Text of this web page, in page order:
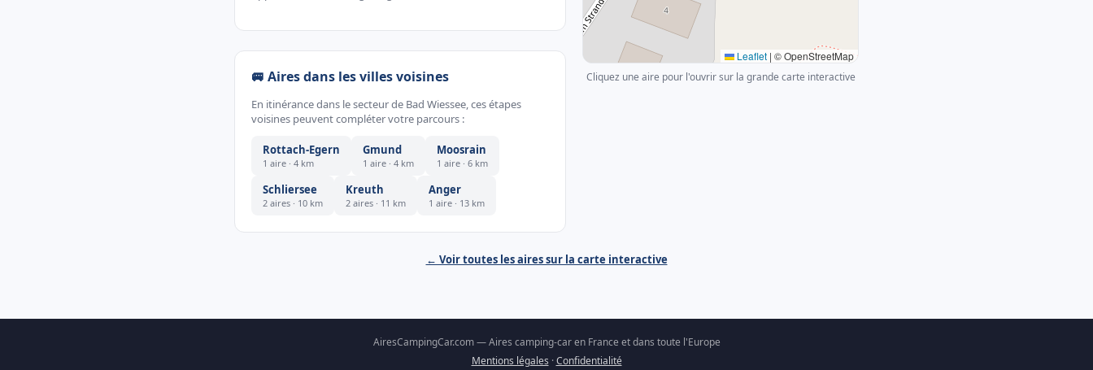
🚐 Aires dans les villes voisines
En itinérance dans le secteur de Bad Wiessee, ces étapes
voisines peuvent compléter votre parcours :
Rottach-Egern
1 aire · 4 km
Gmund
1 aire · 4 km
Moosrain
1 aire · 6 km
Schliersee
2 aires · 10 km
Kreuth
2 aires · 11 km
Anger
1 aire · 13 km
Leaflet | © OpenStreetMap
Cliquez une aire pour l'ouvrir sur la grande carte interactive
← Voir toutes les aires sur la carte interactive
AiresCampingCar.com — Aires camping-car en France et dans toute l'Europe
Mentions légales ·Confidentialité